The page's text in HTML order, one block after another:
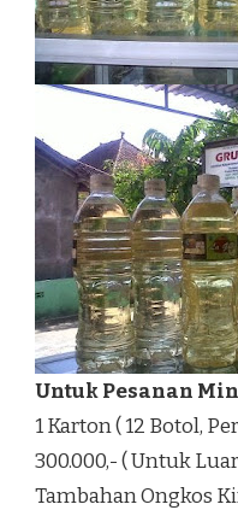
Untuk Pesanan
1 Karton ( 12 Botol,
300.000,- ( Untuk
Tambahan Ongkos